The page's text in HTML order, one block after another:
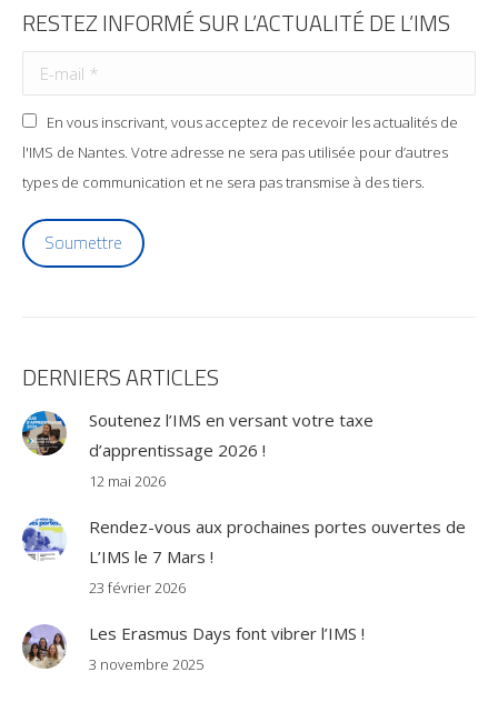
RESTEZ INFORMÉ SUR L’ACTUALITÉ DE L’IMS
En vous inscrivant, vous acceptez de recevoir les actualités de
l'IMS de Nantes. Votre adresse ne sera pas utilisée pour d’autres
types de communication et ne sera pas transmise à des tiers.
Soumettre
DERNIERS ARTICLES
Soutenez l’IMS en versant votre taxe
d’apprentissage 2026 !
12 mai 2026
Rendez-vous aux prochaines portes ouvertes de
L’IMS le 7 Mars !
23 février 2026
Les Erasmus Days font vibrer l’IMS !
3 novembre 2025